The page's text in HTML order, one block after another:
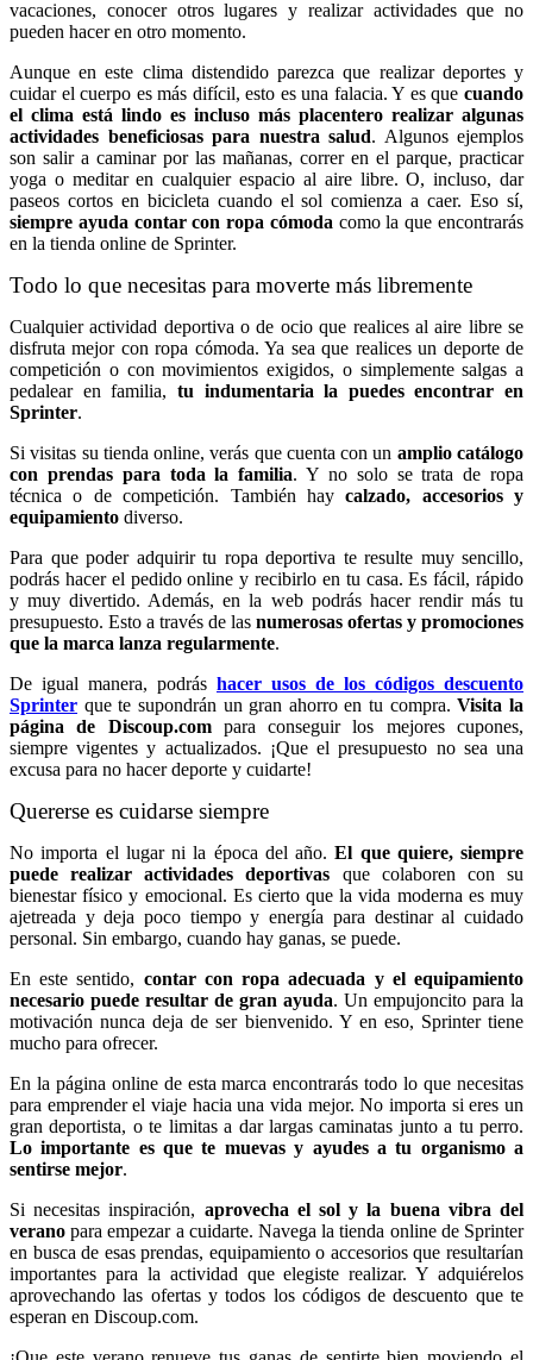
vacaciones, conocer otros lugares y realizar actividades que no
pueden hacer en otro momento.
Aunque en este clima distendido parezca que realizar deportes y
cuidar el cuerpo es más difícil, esto es una falacia. Y es que cuando
el clima está lindo es incluso más placentero realizar algunas
actividades beneficiosas para nuestra salud. Algunos ejemplos
son salir a caminar por las mañanas, correr en el parque, practicar
yoga o meditar en cualquier espacio al aire libre. O, incluso, dar
paseos cortos en bicicleta cuando el sol comienza a caer. Eso sí,
siempre ayuda contar con ropa cómoda como la que encontrarás
en la tienda online de Sprinter.
Todo lo que necesitas para moverte más libremente
Cualquier actividad deportiva o de ocio que realices al aire libre se
disfruta mejor con ropa cómoda. Ya sea que realices un deporte de
competición o con movimientos exigidos, o simplemente salgas a
pedalear en familia, tu indumentaria la puedes encontrar en
Sprinter.
Si visitas su tienda online, verás que cuenta con un amplio catálogo
con prendas para toda la familia. Y no solo se trata de ropa
técnica o de competición. También haycalzado, accesorios y
equipamiento diverso.
Para que poder adquirir tu ropa deportiva te resulte muy sencillo,
podrás hacer el pedido online y recibirlo en tu casa. Es fácil, rápido
y muy divertido. Además, en la web podrás hacer rendir más tu
presupuesto. Esto a través de las numerosas ofertas y promociones
que la marca lanza regularmente.
De igual manera, podrás hacer usos de los códigos descuento
Sprinter que te supondrán un gran ahorro en tu compra.Visita la
página de Discoup.compara conseguir los mejores cupones,
siempre vigentes y actualizados. ¡Que el presupuesto no sea una
excusa para no hacer deporte y cuidarte!
Quererse es cuidarse siempre
No importa el lugar ni la época del año.El que quiere, siempre
puede realizar actividades deportivas que colaboren con su
bienestar físico y emocional. Es cierto que la vida moderna es muy
ajetreada y deja poco tiempo y energía para destinar al cuidado
personal. Sin embargo, cuando hay ganas, se puede.
En este sentido, contar con ropa adecuada y el equipamiento
necesario puede resultar de gran ayuda. Un empujoncito para la
motivación nunca deja de ser bienvenido. Y en eso, Sprinter tiene
mucho para ofrecer.
En la página online de esta marca encontrarás todo lo que necesitas
para emprender el viaje hacia una vida mejor. No importa si eres un
gran deportista, o te limitas a dar largas caminatas junto a tu perro.
Lo importante es que te muevas y ayudes a tu organismo a
sentirse mejor.
Si necesitas inspiración, aprovecha el sol y la buena vibra del
verano para empezar a cuidarte. Navega la tienda online de Sprinter
en busca de esas prendas, equipamiento o accesorios que resultarían
importantes para la actividad que elegiste realizar. Y adquiérelos
aprovechando las ofertas y todos los códigos de descuento que te
esperan en Discoup.com.